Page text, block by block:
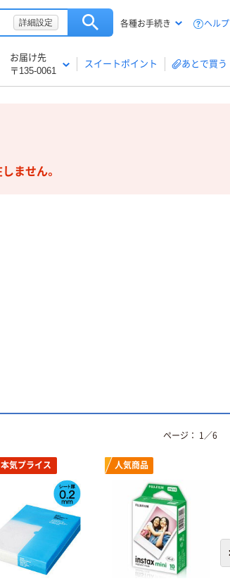
詳細設定 各種お手続き ヘルプ
お届け先
〒135-0061
スイートポイント あとで買う
ません。
本気プライス 人気商品
ページ： 1 ／6